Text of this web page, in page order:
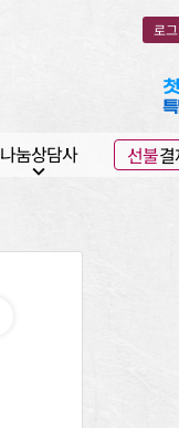
로
나눔상담사
expand_more
선불